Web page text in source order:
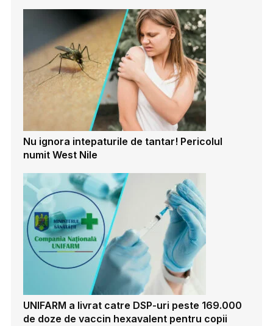
Nu ignora intepaturile de tantar! Pericolul
numit West Nile
UNIFARM a livrat catre DSP-uri peste 169.000
de doze de vaccin hexavalent pentru copii